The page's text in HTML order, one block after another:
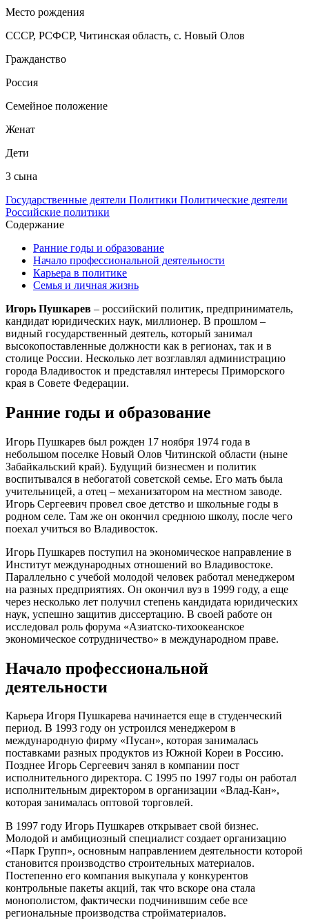
Место рождения
СССР, РСФСР, Читинская область, с. Новый Олов
Гражданство
Россия
Семейное положение
Женат
Дети
3 сына
Государственные деятели Политики Политические деятели
Российские политики
Содержание
Ранние годы и образование
Начало профессиональной деятельности
Карьера в политике
Семья и личная жизнь
Игорь Пушкарев – российский политик, предприниматель,
кандидат юридических наук, миллионер. В прошлом –
видный государственный деятель, который занимал
высокопоставленные должности как в регионах, так и в
столице России. Несколько лет возглавлял администрацию
города Владивосток и представлял интересы Приморского
края в Совете Федерации.
Ранние годы и образование
Игорь Пушкарев был рожден 17 ноября 1974 года в
небольшом поселке Новый Олов Читинской области (ныне
Забайкальский край). Будущий бизнесмен и политик
воспитывался в небогатой советской семье. Его мать была
учительницей, а отец – механизатором на местном заводе.
Игорь Сергеевич провел свое детство и школьные годы в
родном селе. Там же он окончил среднюю школу, после чего
поехал учиться во Владивосток.
Игорь Пушкарев поступил на экономическое направление в
Институт международных отношений во Владивостоке.
Параллельно с учебой молодой человек работал менеджером
на разных предприятиях. Он окончил вуз в 1999 году, а еще
через несколько лет получил степень кандидата юридических
наук, успешно защитив диссертацию. В своей работе он
исследовал роль форума «Азиатско-тихоокеанское
экономическое сотрудничество» в международном праве.
Начало профессиональной
деятельности
Карьера Игоря Пушкарева начинается еще в студенческий
период. В 1993 году он устроился менеджером в
международную фирму «Пусан», которая занималась
поставками разных продуктов из Южной Кореи в Россию.
Позднее Игорь Сергеевич занял в компании пост
исполнительного директора. С 1995 по 1997 годы он работал
исполнительным директором в организации «Влад-Кан»,
которая занималась оптовой торговлей.
В 1997 году Игорь Пушкарев открывает свой бизнес.
Молодой и амбициозный специалист создает организацию
«Парк Групп», основным направлением деятельности которой
становится производство строительных материалов.
Постепенно его компания выкупала у конкурентов
контрольные пакеты акций, так что вскоре она стала
монополистом, фактически подчинившим себе все
региональные производства стройматериалов.